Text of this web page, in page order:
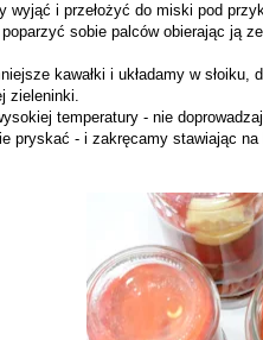
wyjąć i przełożyć do miski pod
sobie palców obierając ją
kawałki i układamy w
zieleninki.
temperatury - nie
pryskać - i zakręcamy stawiając